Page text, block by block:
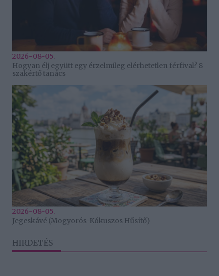
2026-08-05.
Hogyan élj együtt egy érzelmileg elérhetetlen férfival? 8
szakértő tanács
2026-08-05.
Jegeskávé (Mogyorós-Kókuszos Hűsítő)
HIRDETÉS